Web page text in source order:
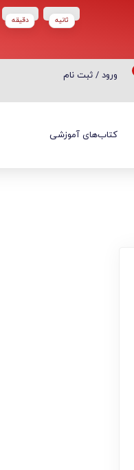
دقیقه ثانیه
ورود / ثبت نام
کتاب‌های آموزشی